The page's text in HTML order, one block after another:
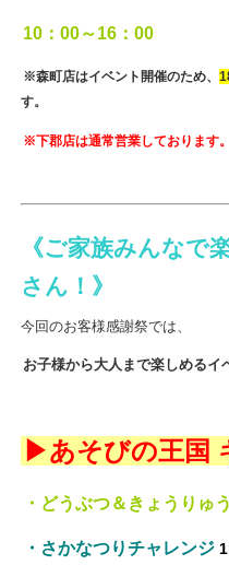
10：00～16：00
※森町店はイベント開催のため、
す。
※下郡店は通常営業しております。
《ご家族みんなで
さん！》
今回のお客様感謝祭では、
お子様から大人まで楽しめるイ
▶あそびの王国
・どうぶつ＆きょうりゅ
・さかなつりチャレンジ